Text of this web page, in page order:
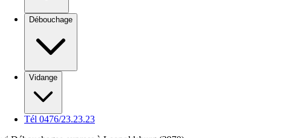
Débouchage
Vidange
Tél 0476/23.23.23